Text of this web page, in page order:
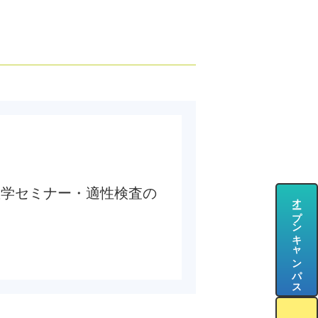
セミナー・適性検査の
オープンキャンパス